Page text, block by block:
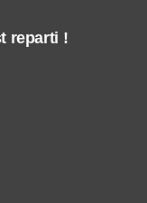
reparti !